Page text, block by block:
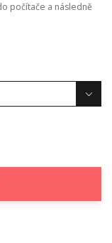
počítače a následně